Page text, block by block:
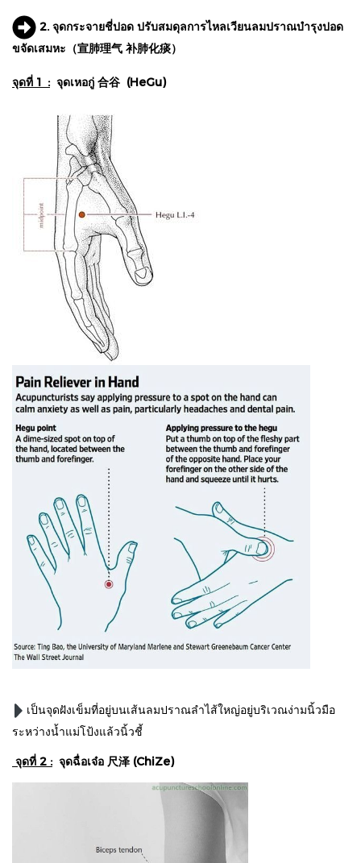
2. จุดกระจายชี่ปอด ปรับสมดุลการไหลเวียนลมปราณบำรุงปอด
ขจัดเสมหะ（宣肺理气 补肺化痰）
จุดที่ 1 :จุดเหอกู่ 合谷 (HeGu)
เป็นจุดฝังเข็มที่อยู่บนเส้นลมปราณลำไส้ใหญ่อยู่บริเวณง่ามนิ้วมือ
ระหว่างน้ำแม่โป้งแล้วนิ้วชี้
จุดที่ 2 : จุดฉื่อเจ๋อ 尺泽 (ChiZe)